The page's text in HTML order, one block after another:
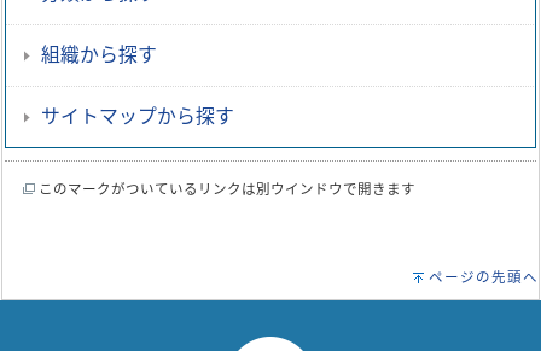
組織から探す
サイトマップから探す
このマークがついているリンクは別ウインドウで開きます
ページの先頭へ